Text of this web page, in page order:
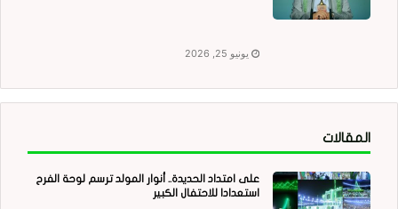
يونيو 25, 2026
المقالات
على امتداد الحديدة.. أنوار المولد ترسم لوحة الفرح
استعدادا للاحتفال الكبير